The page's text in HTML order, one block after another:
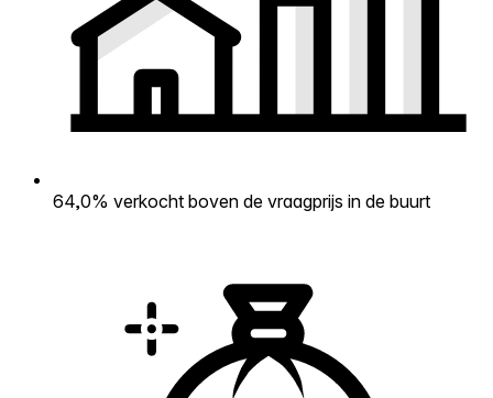
64,0% verkocht boven de vraagprijs in de buurt